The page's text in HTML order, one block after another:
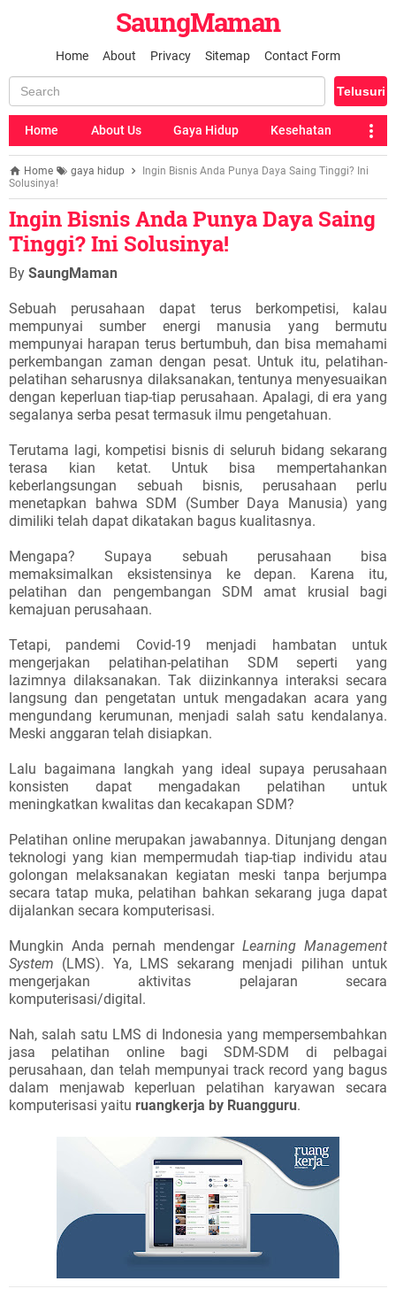
SaungMaman
Home About Privacy Sitemap Contact Form
Home About Us Gaya Hidup Kesehatan
Home gaya hidup
Ingin Bisnis Anda Punya Daya Saing Tinggi? Ini
Solusinya!
Ingin Bisnis Anda Punya Daya Saing
Tinggi? Ini Solusinya!
By SaungMaman
Sebuah perusahaan dapat terus berkompetisi, kalau
mempunyai sumber energi manusia yang bermutu
mempunyai harapan terus bertumbuh, dan bisa memahami
perkembangan zaman dengan pesat. Untuk itu, pelatihan-
pelatihan seharusnya dilaksanakan, tentunya menyesuaikan
dengan keperluan tiap-tiap perusahaan. Apalagi, di era yang
segalanya serba pesat termasuk ilmu pengetahuan.
Terutama lagi, kompetisi bisnis di seluruh bidang sekarang
terasa kian ketat. Untuk bisa mempertahankan
keberlangsungan sebuah bisnis, perusahaan perlu
menetapkan bahwa SDM (Sumber Daya Manusia) yang
dimiliki telah dapat dikatakan bagus kualitasnya.
Mengapa? Supaya sebuah perusahaan bisa
memaksimalkan eksistensinya ke depan. Karena itu,
pelatihan dan pengembangan SDM amat krusial bagi
kemajuan perusahaan.
Tetapi, pandemi Covid-19 menjadi hambatan untuk
mengerjakan pelatihan-pelatihan SDM seperti yang
lazimnya dilaksanakan. Tak diizinkannya interaksi secara
langsung dan pengetatan untuk mengadakan acara yang
mengundang kerumunan, menjadi salah satu kendalanya.
Meski anggaran telah disiapkan.
Lalu bagaimana langkah yang ideal supaya perusahaan
konsisten dapat mengadakan pelatihan untuk
meningkatkan kwalitas dan kecakapan SDM?
Pelatihan online merupakan jawabannya. Ditunjang dengan
teknologi yang kian mempermudah tiap-tiap individu atau
golongan melaksanakan kegiatan meski tanpa berjumpa
secara tatap muka, pelatihan bahkan sekarang juga dapat
dijalankan secara komputerisasi.
Mungkin Anda pernah mendengar Learning Management
System (LMS). Ya, LMS sekarang menjadi pilihan untuk
mengerjakan aktivitas pelajaran secara
komputerisasi/digital.
Nah, salah satu LMS di Indonesia yang mempersembahkan
jasa pelatihan online bagi SDM-SDM di pelbagai
perusahaan, dan telah mempunyai track record yang bagus
dalam menjawab keperluan pelatihan karyawan secara
komputerisasi yaitu ruangkerja by Ruangguru.